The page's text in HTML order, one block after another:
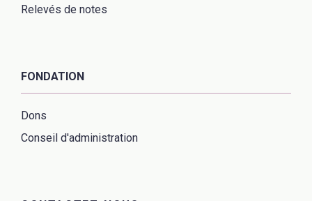
Relevés de notes
FONDATION
Dons
Conseil d'administration